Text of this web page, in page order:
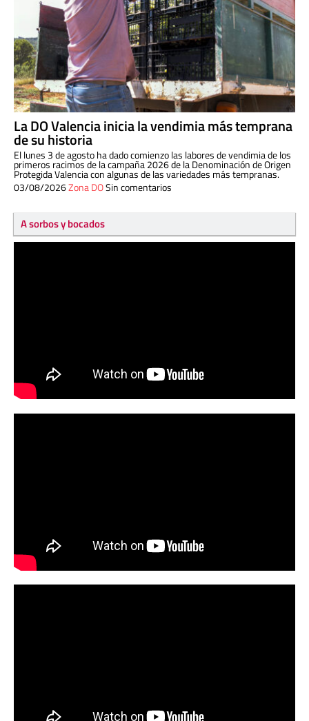
La DO Valencia inicia la vendimia más temprana
de su historia
El lunes 3 de agosto ha dado comienzo las labores de vendimia de los
primeros racimos de la campaña 2026 de la Denominación de Origen
Protegida Valencia con algunas de las variedades más tempranas.
03/08/2026Zona DOSin comentarios
A sorbos y bocados